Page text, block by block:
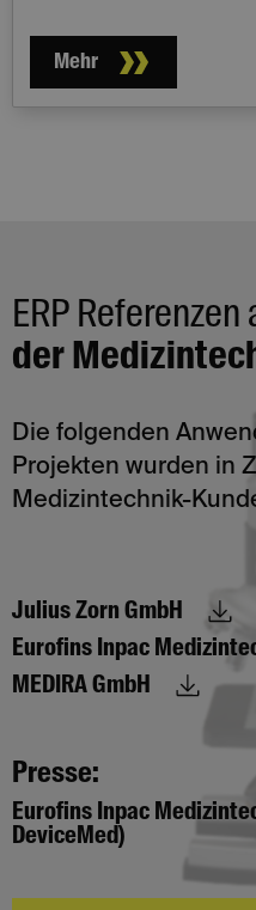
Mehr
ERP Referenzen
der
Die folgenden
Projekten wurden in
Medizintechnik-
Julius Zorn GmbH
Eurofins Inpac
MEDIRA GmbH
Presse:
Eurofins Inpac
DeviceMed)